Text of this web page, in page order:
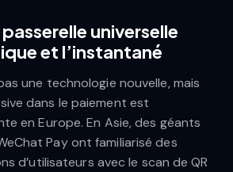
universelle
et l’instantané
une technologie nouvelle, mais
dans le paiement est
en Europe. En Asie, des géants
Pay ont familiarisé des
d’utilisateurs avec le scan de QR